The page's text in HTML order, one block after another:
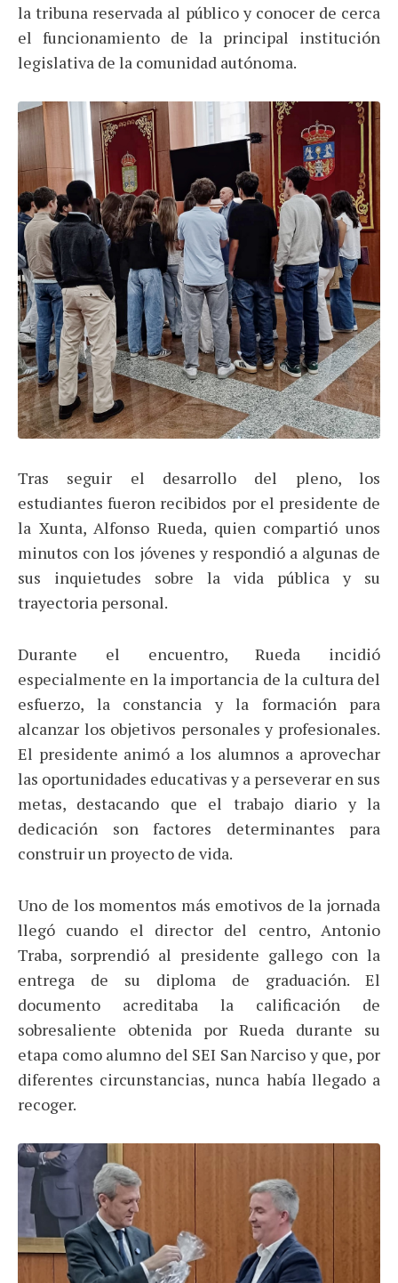
la tribuna reservada al público y conocer de cerca
el funcionamiento de la principal institución
legislativa de la comunidad autónoma.
Tras seguir el desarrollo del pleno, los
estudiantes fueron recibidos por el presidente de
la Xunta, Alfonso Rueda, quien compartió unos
minutos con los jóvenes y respondió a algunas de
sus inquietudes sobre la vida pública y su
trayectoria personal.
Durante el encuentro, Rueda incidió
especialmente en la importancia de la cultura del
esfuerzo, la constancia y la formación para
alcanzar los objetivos personales y profesionales.
El presidente animó a los alumnos a aprovechar
las oportunidades educativas y a perseverar en sus
metas, destacando que el trabajo diario y la
dedicación son factores determinantes para
construir un proyecto de vida.
Uno de los momentos más emotivos de la jornada
llegó cuando el director del centro, Antonio
Traba, sorprendió al presidente gallego con la
entrega de su diploma de graduación. El
documento acreditaba la calificación de
sobresaliente obtenida por Rueda durante su
etapa como alumno del SEI San Narciso y que, por
diferentes circunstancias, nunca había llegado a
recoger.